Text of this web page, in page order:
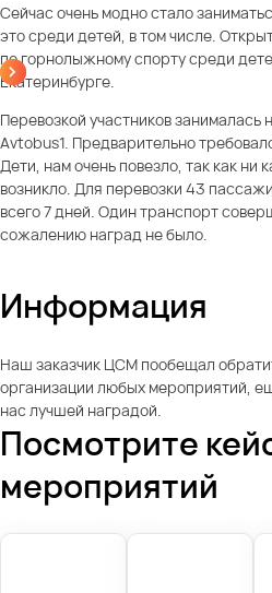
Сейчас очень модно стало
это среди детей, в том числе.
по горнолыжному спорту среди
Екатеринбурге.
Перевозкой участников
Avtobus1. Предварительно
Дети, нам очень повезло, так как ни
возникло. Для перевозки 43
всего 7 дней. Один транспорт
сожалению наград не было.
Информация
Наш заказчик ЦСМ пообещал
организации любых мероприятий,
нас лучшей наградой.
Посмотрите
мероприятий